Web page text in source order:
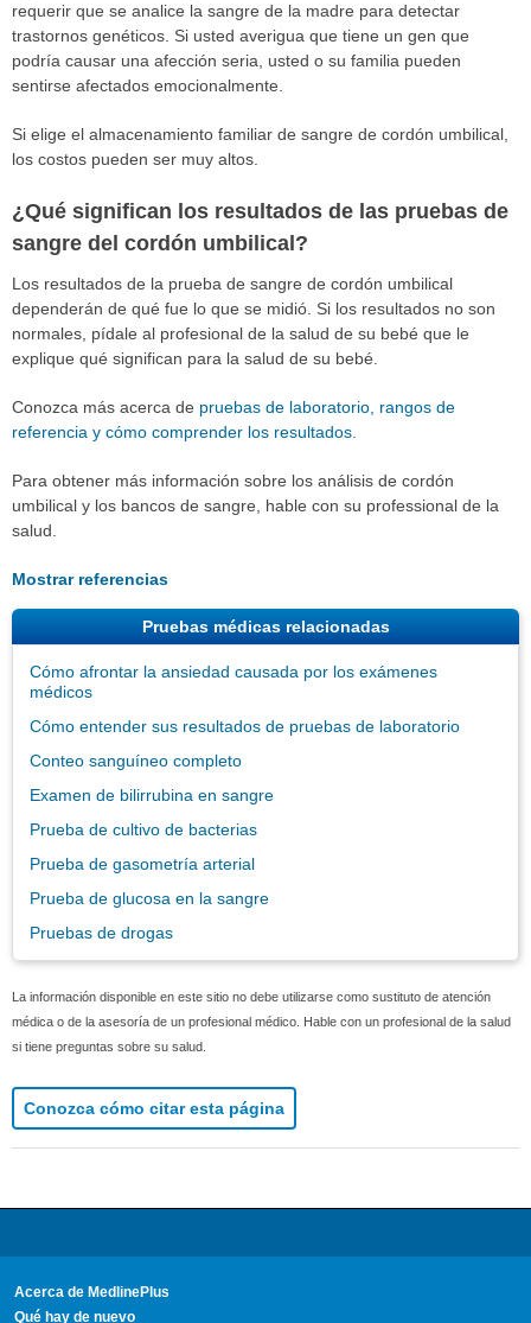
requerir que se analice la sangre de la madre para detectar
trastornos genéticos. Si usted averigua que tiene un gen que
podría causar una afección seria, usted o su familia pueden
sentirse afectados emocionalmente.
Si elige el almacenamiento familiar de sangre de cordón umbilical,
los costos pueden ser muy altos.
¿Qué significan los resultados de las pruebas de
sangre del cordón umbilical?
Los resultados de la prueba de sangre de cordón umbilical
dependerán de qué fue lo que se midió. Si los resultados no son
normales, pídale al profesional de la salud de su bebé que le
explique qué significan para la salud de su bebé.
Conozca más acerca de pruebas de laboratorio, rangos de
referencia y cómo comprender los resultados.
Para obtener más información sobre los análisis de cordón
umbilical y los bancos de sangre, hable con su professional de la
salud.
Mostrar referencias
Pruebas médicas relacionadas
Cómo afrontar la ansiedad causada por los exámenes
médicos
Cómo entender sus resultados de pruebas de laboratorio
Conteo sanguíneo completo
Examen de bilirrubina en sangre
Prueba de cultivo de bacterias
Prueba de gasometría arterial
Prueba de glucosa en la sangre
Pruebas de drogas
La información disponible en este sitio no debe utilizarse como sustituto de atención
médica o de la asesoría de un profesional médico. Hable con un profesional de la salud
si tiene preguntas sobre su salud.
Conozca cómo citar esta página
Acerca de MedlinePlus
Qué hay de nuevo